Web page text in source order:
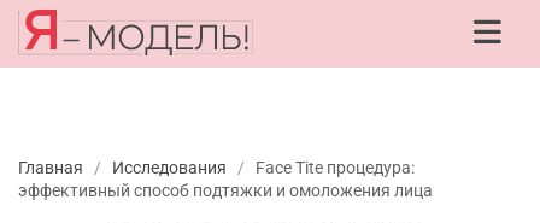
Главная / Исследования /
Face Tite процедура:
эффективный способ подтяжки и омоложения лица